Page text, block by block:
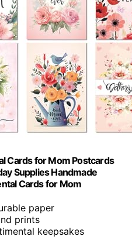
Cards for Mom Postcards
Supplies Handmade
Cards for Mom
paper
prints
keepsakes